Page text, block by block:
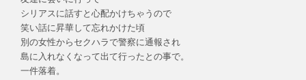
シリアスに話すと心配かけちゃうので
笑い話に昇華して忘れかけた頃
別の女性からセクハラで警察に通報され
島に入れなくなって出て行ったとの事で。
一件落着。